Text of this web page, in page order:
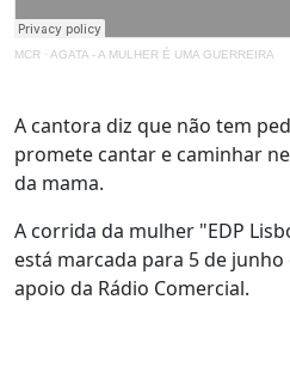
MCR · AGATA - A MULHER É UMA GUERREIRA
A cantora diz que não tem
promete cantar e caminhar
da mama.
A corrida da mulher "EDP
está marcada para 5 de
apoio da Rádio Comercial.